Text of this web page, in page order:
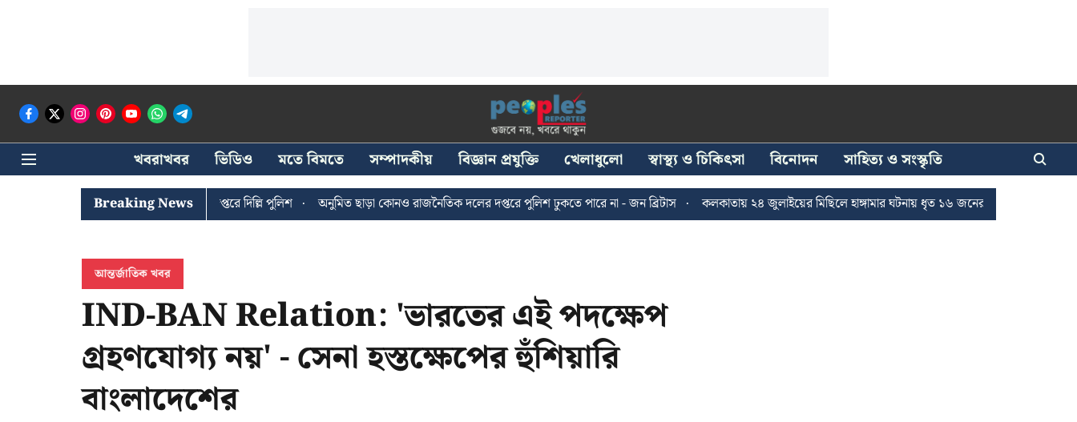
খবরাখবর ভিডিও মতে বিমতে সম্পাদকীয় বিজ্ঞান প্রযুক্তি খেলাধুলো স্বাস্থ্য ও চিকিৎসা বিনোদন সাহিত্য ও সংস্কৃতি
Breaking News
খোঁজে সিপিআইএম সদর দপ্তরে দিল্লি পুলিশ অনুমিত ছাড়া কোনও রাজনৈতিক দলের দপ্তরে পুলিশ ঢুকতে পারে না - জন ব্রিটাস কলকাতায় ২৪ জুলাইয়ের মিছিলে হাঙ্গামার ঘটনায় ধৃত ১৬ জনের জামিন
আন্তর্জাতিক খবর
IND-BAN Relation: 'ভারতের এই পদক্ষেপ
গ্রহণযোগ্য নয়' - সেনা হস্তক্ষেপের হুঁশিয়ারি
বাংলাদেশের